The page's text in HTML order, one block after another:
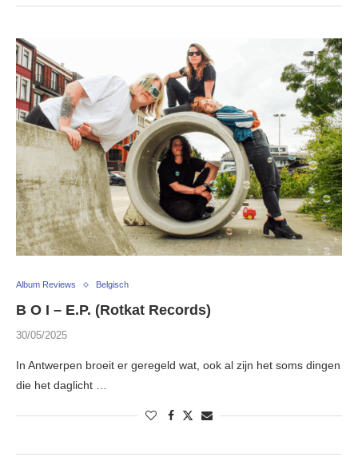
Album Reviews Belgisch
B O I – E.P. (Rotkat Records)
30/05/2025
In Antwerpen broeit er geregeld wat, ook al zijn het soms dingen
die het daglicht …